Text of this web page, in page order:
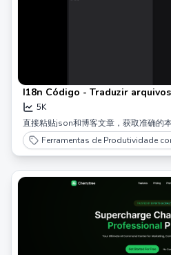
I18n Código - Traduzir
para múltiplas línguas
5K
直接粘贴json和博客文章，获取准确的
Ferramentas de Produtividade